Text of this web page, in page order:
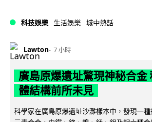
科技娛樂 生活娛樂 城中熱話
Lawton 7 小時
廣島原爆遺址驚現神秘合金
體結構前所未見
科學家在廣島原爆遺址沙灘樣本中，發現一